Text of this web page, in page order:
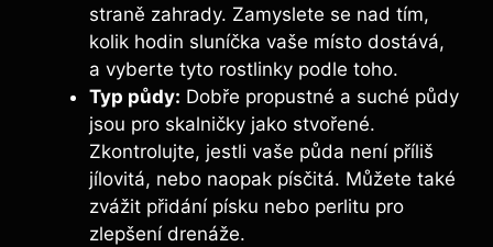
straně zahrady. Zamyslete se nad tím,
kolik hodin sluníčka vaše místo dostává,
a vyberte tyto rostlinky podle toho.
Typ půdy: Dobře propustné a suché půdy
jsou pro skalničky jako stvořené.
Zkontrolujte, jestli vaše půda není příliš
jílovitá, nebo naopak písčitá. Můžete také
zvážit přidání písku nebo perlitu pro
zlepšení drenáže.